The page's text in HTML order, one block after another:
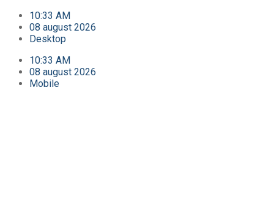
10:33 AM
08 august 2026
Desktop
10:33 AM
08 august 2026
Mobile